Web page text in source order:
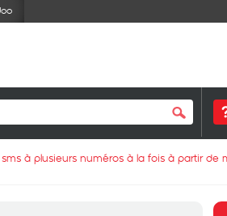
à plusieurs numéros à la fois à partir de